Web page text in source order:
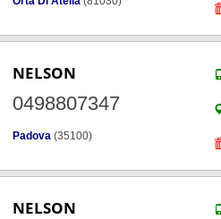
NELSON
0498807347
Padova (35100)
NELSON